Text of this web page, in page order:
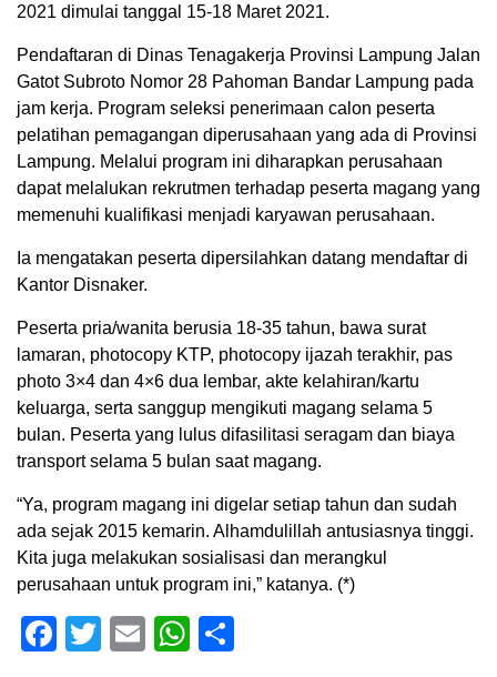
2021 dimulai tanggal 15-18 Maret 2021.
Pendaftaran di Dinas Tenagakerja Provinsi Lampung Jalan
Gatot Subroto Nomor 28 Pahoman Bandar Lampung pada
jam kerja. Program seleksi penerimaan calon peserta
pelatihan pemagangan diperusahaan yang ada di Provinsi
Lampung. Melalui program ini diharapkan perusahaan
dapat melalukan rekrutmen terhadap peserta magang yang
memenuhi kualifikasi menjadi karyawan perusahaan.
Ia mengatakan peserta dipersilahkan datang mendaftar di
Kantor Disnaker.
Peserta pria/wanita berusia 18-35 tahun, bawa surat
lamaran, photocopy KTP, photocopy ijazah terakhir, pas
photo 3×4 dan 4×6 dua lembar, akte kelahiran/kartu
keluarga, serta sanggup mengikuti magang selama 5
bulan. Peserta yang lulus difasilitasi seragam dan biaya
transport selama 5 bulan saat magang.
“Ya, program magang ini digelar setiap tahun dan sudah
ada sejak 2015 kemarin. Alhamdulillah antusiasnya tinggi.
Kita juga melakukan sosialisasi dan merangkul
perusahaan untuk program ini,” katanya. (*)
Facebook
Twitter
EmailWhatsApp